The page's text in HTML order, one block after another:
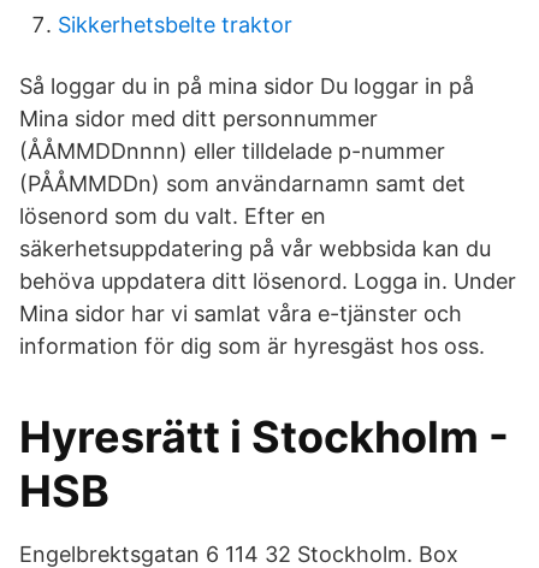
Sikkerhetsbelte traktor
Så loggar du in på mina sidor Du loggar in på
Mina sidor med ditt personnummer
(ÅÅMMDDnnnn) eller tilldelade p-nummer
(PÅÅMMDDn) som användarnamn samt det
lösenord som du valt. Efter en
säkerhetsuppdatering på vår webbsida kan du
behöva uppdatera ditt lösenord. Logga in. Under
Mina sidor har vi samlat våra e-tjänster och
information för dig som är hyresgäst hos oss.
Hyresrätt i Stockholm -
HSB
Engelbrektsgatan 6 114 32 Stockholm. Box